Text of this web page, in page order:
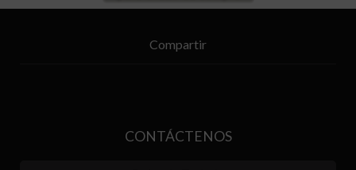
Compartir
CONTÁCTENOS